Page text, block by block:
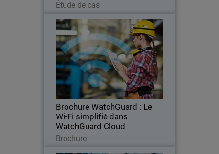
Étude de cas
Brochure WatchGuard : Le
Wi-Fi simplifié dans
WatchGuard Cloud
Brochure
Brochure WatchGuard : Le Wi-Fi
simplifié dans WatchGuard
Cloud
Simplifiez le déploiement, la gestion et le
reporting des connexions sans fil en
optant pour nos points d’accès Wi-Fi 6
sécurisés et la gestion centralisée dans
WatchGuard Cloud.
Télécharger